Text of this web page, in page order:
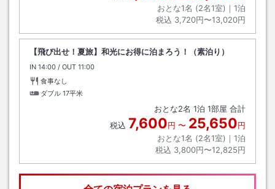
おとな1名 (2名1室)｜ 1泊
税込 3,720円〜13,020円
【飛び出せ！夏旅】和光にお得に泊まろう！（素泊り）
IN チェックイン
14:00 / OUT チェックアウト
11:00
食事なし
ダブル 17平米
おとな2名 1泊 1部屋 合計
税込 7,600円 〜 25,650円
おとな1名 (2名1室)｜ 1泊
税込 3,800円〜12,825円